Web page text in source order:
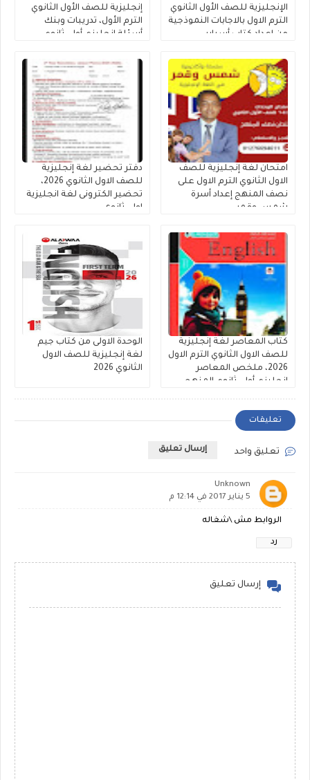
الإنجليزية للصف الأول الثانوي
الترم الاول بالاجابات النموذجية
من إعداد كتاب أسباير
إنجليزية للصف الأول الثانوي
الترم الأول، تدريبات وبنك
أسئلة إنجليزي أولى ثانوي
امتحان لغة إنجليزية للصف
الاول الثانوي الترم الاول على
نصف المنهج إعداد أسرة
شمس وقمر
دفتر تحضير لغة إنجليزية
للصف الاول الثانوي 2026،
تحضير الكترونى لغة انجليزية
اولى ثانوى
كتاب المعاصر لغة إنجليزية
للصف الاول الثانوي الترم الاول
2026، ملخص المعاصر
انجليزي أولى ثانوي المنهج
الوحدة الاولى من كتاب جيم
لغة إنجليزية للصف الاول
الثانوي 2026
تعليقات
تعليق واحد إرسال تعليق
Unknown
5 يناير 2017 في 12:14 م
الروابط مش \شغاله
رد
إرسال تعليق